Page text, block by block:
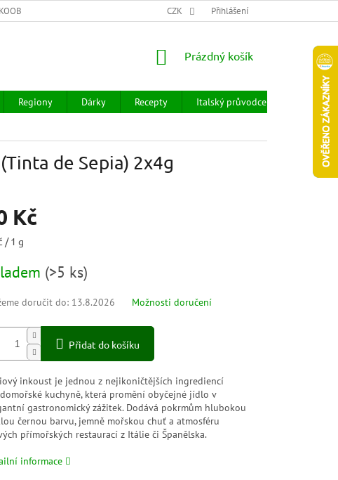
HODNOCENÍ OBCHODU OBCHODNÍ PODMÍNKY
CZK Přihlášení
NÁKUPNÍ
Prázdný košík
Regiony Dárky Recepty Italský průvodce
Prodejny
de Sepia) 2x4g
Kč
/ 1 g
(>5 ks)
doručit do: 13.8.2026 Možnosti doručení
Přidat do košíku
inkoust je jednou z nejikoničtějších ingrediencí
kuchyně, která promění obyčejné jídlo v
gastronomický zážitek. Dodává pokrmům hlubokou
černou barvu, jemně mořskou chuť a atmosféru
přímořských restaurací z Itálie či Španělska.
informace